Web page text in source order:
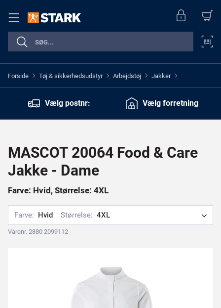
Forside > Tøj & sikkerhedsudstyr > Arbejdstøj > Jakker >
Vælg postnr: Vælg forretning
MASCOT 20064 Food & Care
Jakke - Dame
Farve: Hvid, Størrelse: 4XL
Farve: Hvid Størrelse: 4XL
Varenr. 2880 2099112